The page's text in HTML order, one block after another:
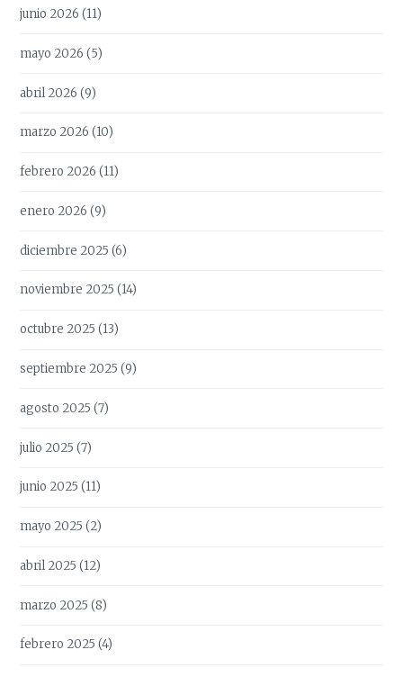
junio 2026 (11)
mayo 2026 (5)
abril 2026 (9)
marzo 2026 (10)
febrero 2026 (11)
enero 2026 (9)
diciembre 2025 (6)
noviembre 2025 (14)
octubre 2025 (13)
septiembre 2025 (9)
agosto 2025 (7)
julio 2025 (7)
junio 2025 (11)
mayo 2025 (2)
abril 2025 (12)
marzo 2025 (8)
febrero 2025 (4)